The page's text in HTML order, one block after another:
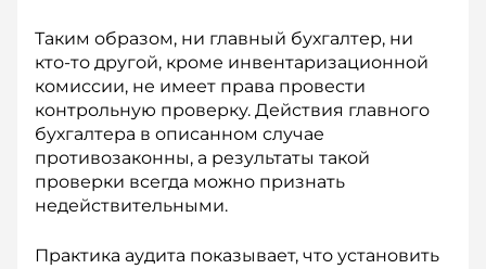
Таким образом, ни главный бухгалтер, ни
кто-то другой, кроме инвентаризационной
комиссии, не имеет права провести
контрольную проверку. Действия главного
бухгалтера в описанном случае
противозаконны, а результаты такой
проверки всегда можно признать
недействительными.
Практика аудита показывает, что установить